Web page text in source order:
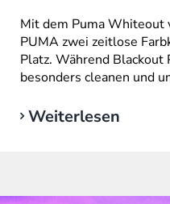
Mit dem Puma Whiteout
PUMA zwei zeitlose
Platz. Während Blackout
besonders cleanen und
Weiterlesen